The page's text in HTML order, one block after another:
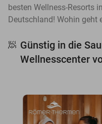
besten Wellness-Resorts
Deutschland! Wohin geht
🧖 Günstig in die
Wellnesscenter